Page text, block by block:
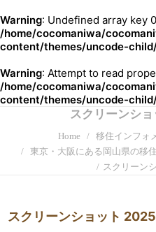
Warning: Undefined array key
/home/cocomaniwa/
content/themes/uncode-
Warning: Attempt to read
/home/cocomaniwa/
content/themes/uncode-
スクリーンショ
Home 移住インフォ
東京・大阪にある岡山県の移
スクリーン
スクリーンショット